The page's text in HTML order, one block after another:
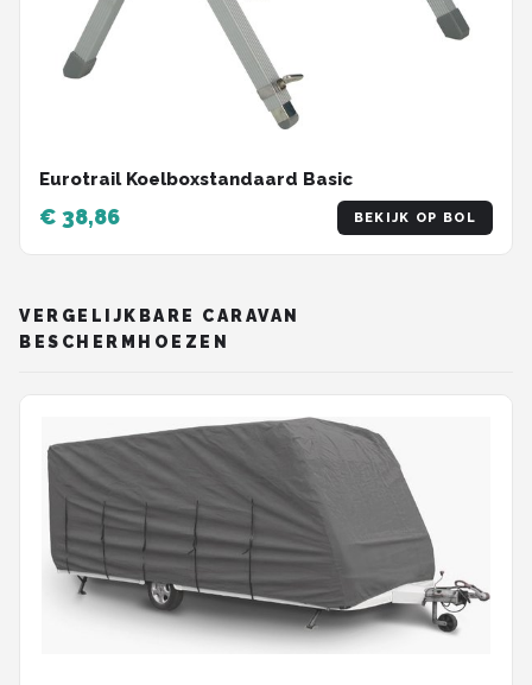
Eurotrail Koelboxstandaard Basic
€ 38,86 BEKIJK OP BOL
VERGELIJKBARE CARAVAN
BESCHERMHOEZEN